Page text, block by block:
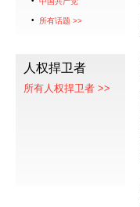
所有话题 >>
人权捍卫者
所有人权捍卫者 >>